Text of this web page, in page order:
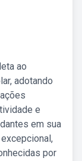
ao
adotando
e
em sua
por